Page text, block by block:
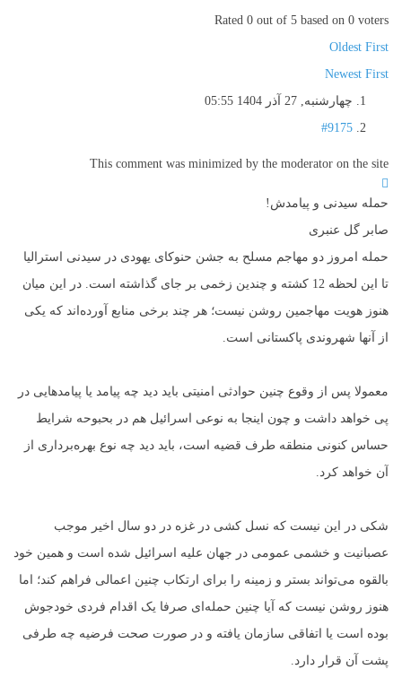
Rated 0 out of 5 based on 0 voters
Oldest First
Newest First
چهارشنبه, 27 آذر 1404 05:55
#9175
This comment was minimized by the moderator on the site
حمله سیدنی و پیامدش!
صابر گل عنبری
حمله امروز دو مهاجم مسلح به جشن حنوکای یهودی در سیدنی استرالیا
تا این لحظه 12 کشته و چندین زخمی بر جای گذاشته است. در این میان
هنوز هویت مهاجمین روشن نیست؛ هر چند برخی منابع آورده‌اند که یکی
از آنها شهروندی پاکستانی است.
معمولا پس از وقوع چنین حوادثی امنیتی باید دید چه پیامد یا پیامدهایی در
پی خواهد داشت و چون اینجا به نوعی اسرائیل هم در بحبوحه شرایط
حساس کنونی منطقه طرف قضیه است، باید دید چه نوع بهره‌برداری از
آن خواهد کرد.
شکی در این نیست که نسل کشی در غزه در دو سال اخیر موجب
عصبانیت و خشمی عمومی در جهان علیه اسرائیل شده است و همین خود
بالقوه می‌تواند بستر و زمینه را برای ارتکاب چنین اعمالی فراهم کند؛ اما
هنوز روشن نیست که آیا چنین حمله‌ای صرفا یک اقدام فردی خودجوش
بوده است یا اتفاقی سازمان یافته و در صورت صحت فرضیه چه طرفی
پشت آن قرار دارد.